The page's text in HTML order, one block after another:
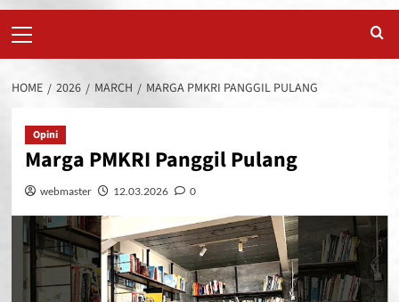
Menu
HOME 2026 MARCH MARGA PMKRI PANGGIL PULANG
Opini
Marga PMKRI Panggil Pulang
webmaster 12.03.2026 0